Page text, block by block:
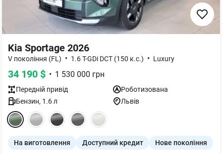
Kia Sportage 2026
V покоління (FL) • 1.6 T-GDi DCT (150 к.с.) • Luxury
34 190 $ • 1 530 000 грн
Передній привід
Роботизована
Бензин, 1.6л Львів
На виготовлення Доступний кредит Нове покоління